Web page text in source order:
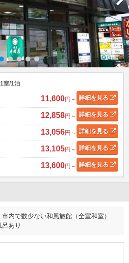
室/1泊
11,600円～ 詳細を見る
12,858円～ 詳細を見る
13,056円～ 詳細を見る
13,105円～ 詳細を見る
13,600円～ 詳細を見る
市内で数少ない和風旅館（全室和室）
あり